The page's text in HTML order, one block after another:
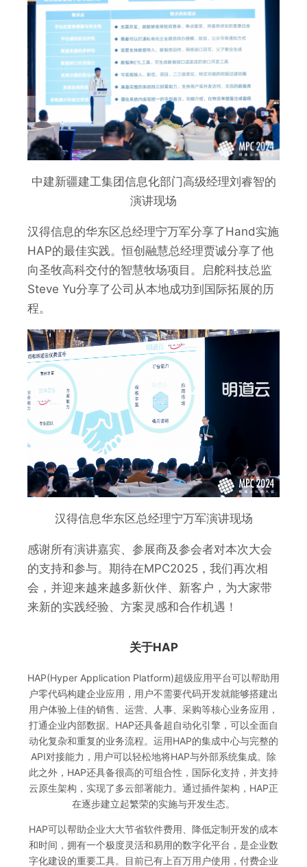
中建新疆建工集团信息化部门高级经理刘睿智的
演讲现场
汉得信息的华东区总经理宁万军分享了Hand实施
HAP的最佳实践。恒创融慧总经理贾诚分享了他
向圣牧高科交付的智慧牧场项目。启舵科技总监
Steve Yu分享了公司从本地成功到国际拓展的历
程。
汉得信息华东区总经理宁万军演讲现场
感谢所有演讲嘉宾、参展商及参会者对本次大会
的支持和参与。期待在MPC2025，我们再次相
会，并迎来越来越多新伙伴、新客户，为大家带
来新的实践经验、方案灵感和合作机遇！
关于HAP
HAP(Hyper Application Platform)超级应用平台可以帮助用
户零代码构建企业应用，用户不需要代码开发就能够搭建出
用户体验上佳的销售、运营、人事、采购等核心业务应用，
打通企业内部数据。HAP还具备超自动化引擎，可以全面自
动化复杂和重复的业务流程。运用HAP的集成中心与完整的
API对接能力，用户可以轻松地将HAP与外部系统集成。除
此之外，HAP还具备很高的可组合性，国际化支持，并支持
云原生架构，实现了多云部署能力。通过插件架构，HAP正
在逐步建立起繁荣的实施与开发生态。
HAP可以帮助企业大大节省软件费用、降低定制开发的成本
和时间，拥有一个极度灵活和易用的数字化平台，是企业数
字化建设的重要工具。目前已有上百万用户使用，付费企业